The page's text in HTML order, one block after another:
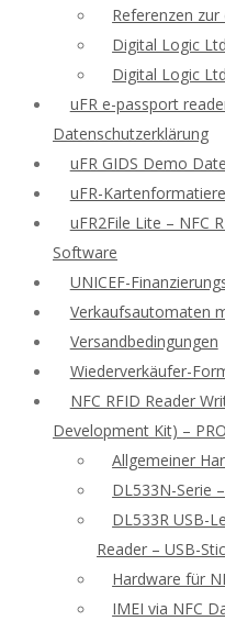
Referenzen
Digital Logic
Digital Logic
uFR e-passport
Datenschutzerklärung
uFR GIDS Demo
uFR-
uFR2File Lite – NFC
Software
UNICEF-
Verkaufsautomaten
Versandbedingungen
Wiederverkäufer-
NFC RFID Reader
Development Kit) –
Allgemeiner
DL533N-Serie
DL533R USB-
Reader – USB-
Hardware für
IMEI via NFC